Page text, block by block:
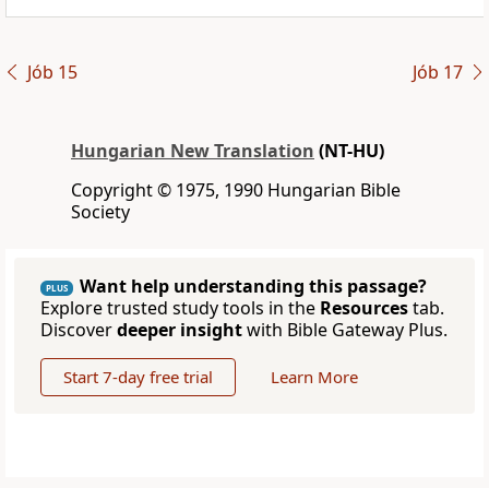
Jób 15 Jób 17
Hungarian New Translation (NT-HU)
Copyright © 1975, 1990 Hungarian Bible
Society
PLUS
Want help understanding this passage?
Explore trusted study tools in the Resourcestab.
Discoverdeeper insightwith Bible Gateway Plus.
Start 7-day free trial Learn More